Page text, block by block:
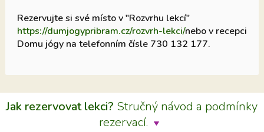
Rezervujte si své místo v "Rozvrhu lekcí"
https://dumjogypribram.cz/rozvrh-lekci/nebo v recepci
Domu jógy na telefonním čísle 730 132 177.
Jak rezervovat lekci? Stručný návod a podmínky
rezervací.